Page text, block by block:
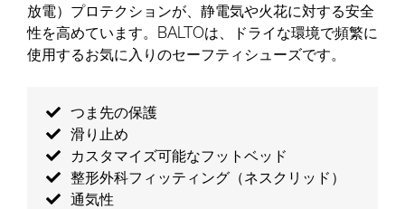
放電）プロテクションが、静電気や火花に対する安全
性を高めています。BALTOは、ドライな環境で頻繁に
使用するお気に入りのセーフティシューズです。
つま先の保護
滑り止め
カスタマイズ可能なフットベッド
整形外科フィッティング（ネスクリッド）
通気性